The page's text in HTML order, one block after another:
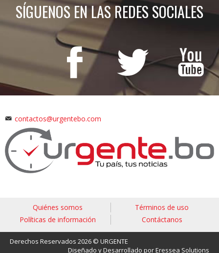
SÍGUENOS EN LAS REDES SOCIALES
contactos@urgentebo.com
Quiénes somos
Términos de uso
Políticas de información
Contáctanos
Derechos Reservados 2026 © URGENTE
Diseñado y Desarrollado por Eressea Solutions